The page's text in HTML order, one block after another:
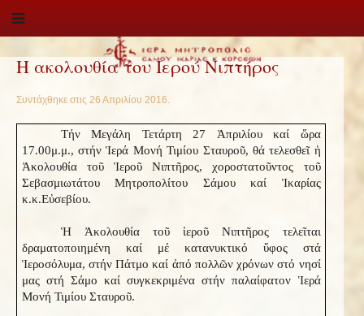
Η ακολουθία του Ιερού Νιπτήρος
Συντάχθηκε στις 26 Απριλίου 2016.
Τήν Μεγάλη Τετάρτη 27 Ἀπριλίου καί ὥρα
17.00μ.μ., στήν Ἱερά Μονή Τιμίου Σταυροῦ, θά τελεσθεῖ ἡ
Ἀκολουθία τοῦ Ἱεροῦ Νιπτῆρος, χοροστατοῦντος τοῦ
Σεβασμιωτάτου Μητροπολίτου Σάμου καί Ἰκαρίας
κ.κ.Εὐσεβίου.
Ἡ Ἀκολουθία τοῦ ἱεροῦ Νιπτῆρος τελεῖται
δραματοποιημένη καί μέ κατανυκτικό ὕφος στά
Ἱεροσόλυμα, στήν Πάτμο καί ἀπό πολλῶν χρόνων στό νησί
μας στή Σάμο καί συγκεκριμένα στήν παλαίφατον Ἱερά
Μονή Τιμίου Σταυροῦ.